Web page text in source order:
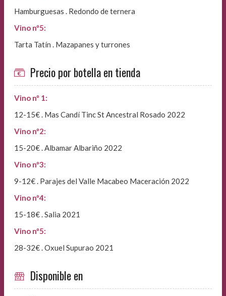
Hamburguesas . Redondo de ternera
Vino nº5:
Tarta Tatín . Mazapanes y turrones
Precio por botella en tienda
Vino nº 1:
12-15€ . Mas Candí Tinc St Ancestral Rosado 2022
Vino nº2:
15-20€ . Albamar Albariño 2022
Vino nº3:
9-12€ . Parajes del Valle Macabeo Maceración 2022
Vino nº4:
15-18€ . Salia 2021
Vino nº5:
28-32€ . Oxuel Supurao 2021
Disponible en